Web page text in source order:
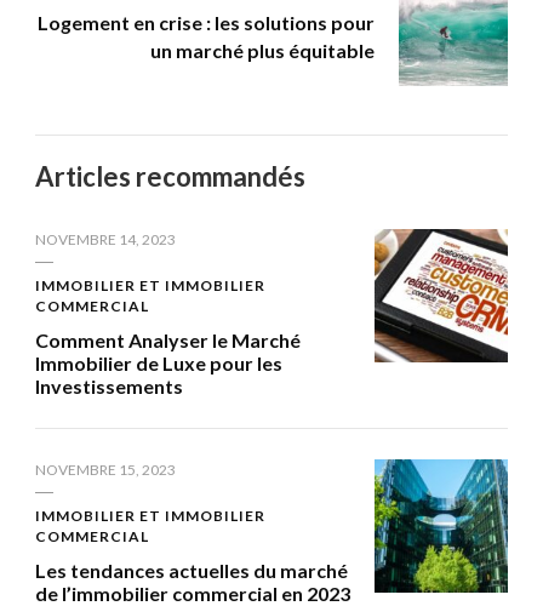
Logement en crise : les solutions pour
un marché plus équitable
Articles recommandés
NOVEMBRE 14, 2023
IMMOBILIER ET IMMOBILIER
COMMERCIAL
Comment Analyser le Marché
Immobilier de Luxe pour les
Investissements
NOVEMBRE 15, 2023
IMMOBILIER ET IMMOBILIER
COMMERCIAL
Les tendances actuelles du marché
de l’immobilier commercial en 2023